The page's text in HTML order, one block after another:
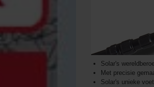
Solar's
Met precisie
Solar's unieke